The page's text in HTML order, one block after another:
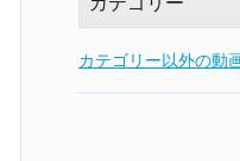
カテゴリー以外の動